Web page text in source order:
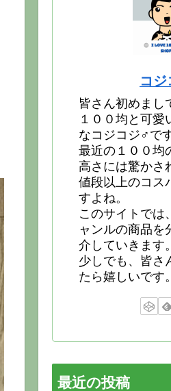
コジ
皆さん初めまし
１００均と可愛
なコジコジ♂です
最近の１００均
高さには驚かさ
値段以上のコス
すよね。
このサイトでは
ャンルの商品を
介していきます。
少しでも、皆さ
たら嬉しいです。
最近の投稿